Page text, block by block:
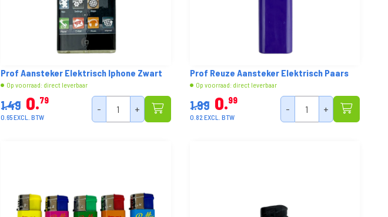
Prof Aansteker Elektrisch Iphone Zwart
Op voorraad: direct leverbaar
1.49 0 79
0.65 EXCL. BTW
- +
Prof Reuze Aansteker Elektrisch Paars
Op voorraad: direct leverbaar
1.99 0 99
0.82 EXCL. BTW
- +